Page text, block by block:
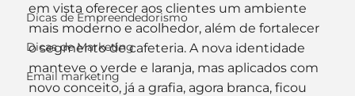
Dicas de Empreendedorismo
Dicas de Marketing
Email marketing
em vista oferecer aos clientes um ambiente
mais moderno e acolhedor, além de fortalecer
o segmento de cafeteria. A nova identidade
manteve o verde e laranja, mas aplicados com
novo conceito, já a grafia, agora branca, ficou